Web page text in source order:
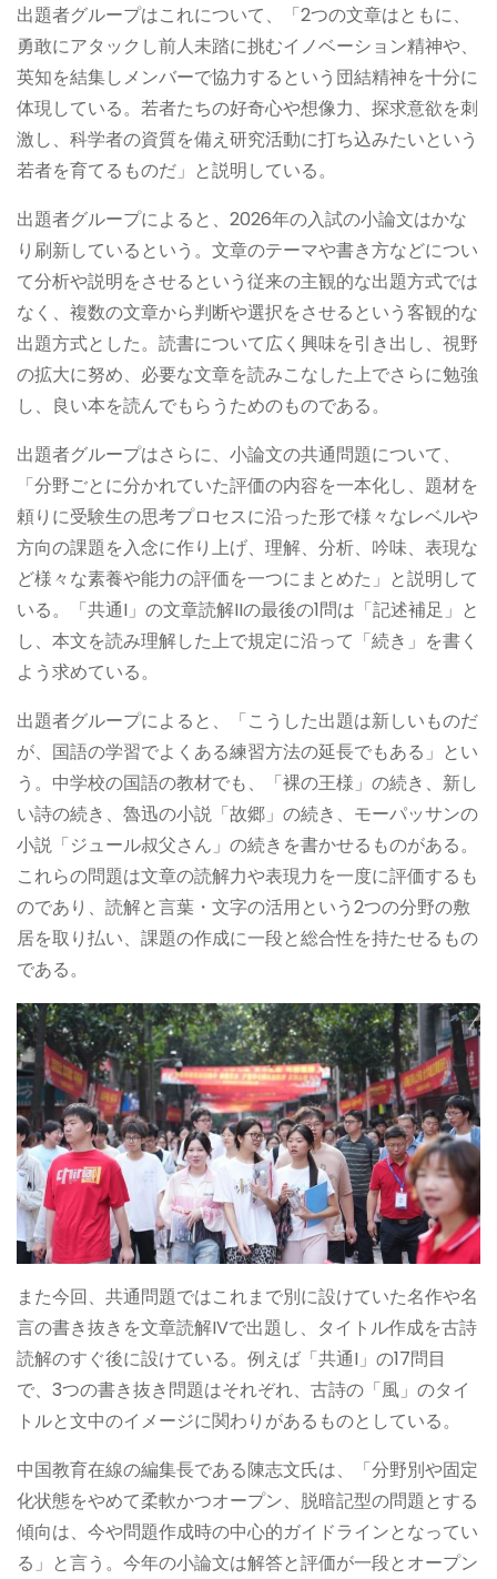
出題者グループはこれについて、「2つの文章はともに、
勇敢にアタックし前人未踏に挑むイノベーション精神や、
英知を結集しメンバーで協力するという団結精神を十分に
体現している。若者たちの好奇心や想像力、探求意欲を刺
激し、科学者の資質を備え研究活動に打ち込みたいという
若者を育てるものだ」と説明している。
出題者グループによると、2026年の入試の小論文はかな
り刷新しているという。文章のテーマや書き方などについ
て分析や説明をさせるという従来の主観的な出題方式では
なく、複数の文章から判断や選択をさせるという客観的な
出題方式とした。読書について広く興味を引き出し、視野
の拡大に努め、必要な文章を読みこなした上でさらに勉強
し、良い本を読んでもらうためのものである。
出題者グループはさらに、小論文の共通問題について、
「分野ごとに分かれていた評価の内容を一本化し、題材を
頼りに受験生の思考プロセスに沿った形で様々なレベルや
方向の課題を入念に作り上げ、理解、分析、吟味、表現な
ど様々な素養や能力の評価を一つにまとめた」と説明して
いる。「共通I」の文章読解IIの最後の1問は「記述補足」と
し、本文を読み理解した上で規定に沿って「続き」を書く
よう求めている。
出題者グループによると、「こうした出題は新しいものだ
が、国語の学習でよくある練習方法の延長でもある」とい
う。中学校の国語の教材でも、「裸の王様」の続き、新し
い詩の続き、魯迅の小説「故郷」の続き、モーパッサンの
小説「ジュール叔父さん」の続きを書かせるものがある。
これらの問題は文章の読解力や表現力を一度に評価するも
のであり、読解と言葉・文字の活用という2つの分野の敷
居を取り払い、課題の作成に一段と総合性を持たせるもの
である。
また今回、共通問題ではこれまで別に設けていた名作や名
言の書き抜きを文章読解IVで出題し、タイトル作成を古詩
読解のすぐ後に設けている。例えば「共通I」の17問目
で、3つの書き抜き問題はそれぞれ、古詩の「風」のタイ
トルと文中のイメージに関わりがあるものとしている。
中国教育在線の編集長である陳志文氏は、「分野別や固定
化状態をやめて柔軟かつオープン、脱暗記型の問題とする
傾向は、今や問題作成時の中心的ガイドラインとなってい
る」と言う。今年の小論文は解答と評価が一段とオープン